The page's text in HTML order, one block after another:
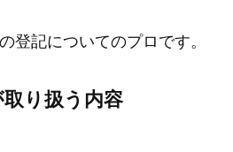
登記についてのプロです。
り扱う内容